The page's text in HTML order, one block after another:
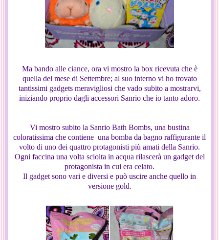
Ma bando alle ciance, ora vi mostro la box ricevuta che è
quella del mese di Settembre; al suo interno vi ho trovato
tantissimi gadgets meravigliosi che vado subito a mostrarvi,
iniziando proprio dagli accessori Sanrio che io tanto adoro.
Vi mostro subito la Sanrio Bath Bombs, una bustina
coloratissima che contiene una bomba da bagno raffigurante il
volto di uno dei quattro protagonisti più amati della Sanrio.
Ogni faccina una volta sciolta in acqua rilascerà un gadget del
protagonista in cui era celato.
Il gadget sono vari e diversi e può uscire anche quello in
versione gold.